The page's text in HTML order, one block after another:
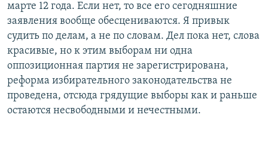
марте 12 года. Если нет, то все его сегодняшние
заявления вообще обесцениваются. Я привык
судить по делам, а не по словам. Дел пока нет, слова
красивые, но к этим выборам ни одна
оппозиционная партия не зарегистрирована,
реформа избирательного законодательства не
проведена, отсюда грядущие выборы как и раньше
остаются несвободными и нечестными.